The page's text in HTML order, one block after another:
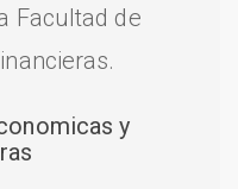
Facultad de
y